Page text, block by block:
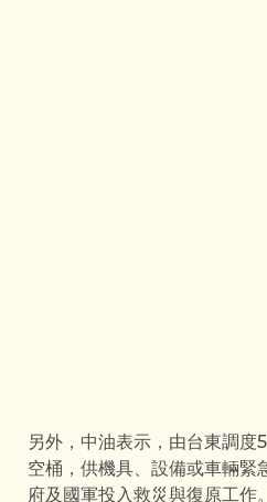
另外，中油表示，由台東調
空桶，供機具、設備或車輛緊
府及國軍投入救災與復原工作。